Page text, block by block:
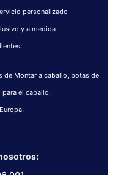
personalizado
y a medida
de Montar a caballo, botas de
el caballo.